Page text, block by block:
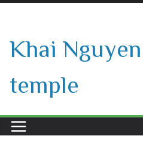
content
Khai
temple